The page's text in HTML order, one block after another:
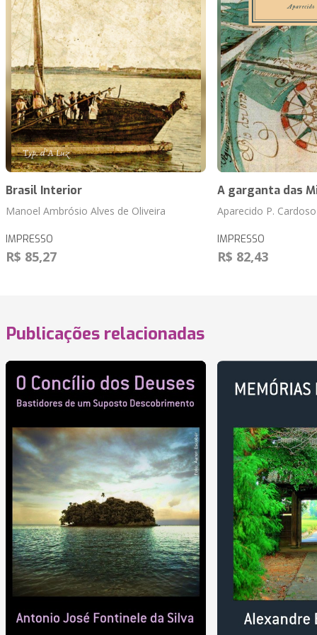
Brasil Interior
Manoel Ambrósio Alves de Oliveira
IMPRESSO
R$ 85,27
A garganta das
Aparecido P. Cardoso
IMPRESSO
R$ 82,43
Publicações relacionadas